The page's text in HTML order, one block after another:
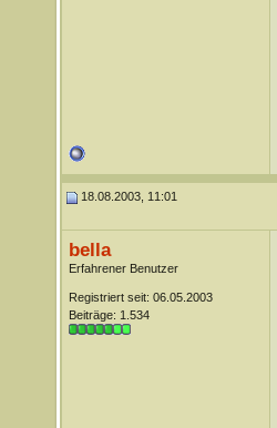
18.08.2003, 11:01
bella
Erfahrener Benutzer
Registriert seit: 06.05.2003
Beiträge: 1.534